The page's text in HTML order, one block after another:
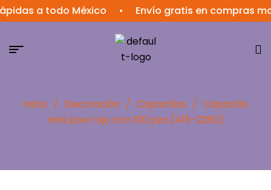
a todo México Envío gratis en compras
Inicio / Decoración / Capacillos / Capacillo
mini pow rojo con 100 pza (415-2280)